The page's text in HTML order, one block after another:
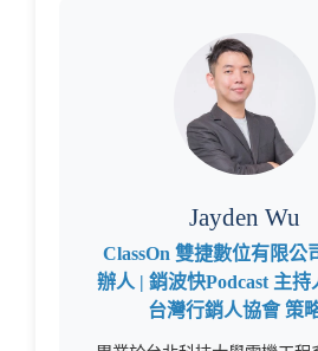
Jayden Wu
ClassOn 雙捷數位有限公
辦人 | 銷波快Podcast 主
台灣行銷人協會 策